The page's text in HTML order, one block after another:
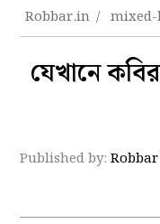
Robbar.in mixed-
যেখানে
Published by: